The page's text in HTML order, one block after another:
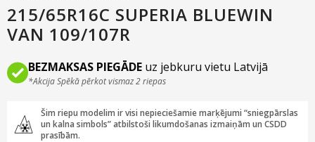
Riepas uz nomaksu
215/65R16C SUPERIA BLUEWIN
VAN 109/107R
BEZMAKSAS PIEGĀDE uz jebkuru vietu Latvijā
*Akcija Spēkā pērkot vismaz 2 riepas
Šim riepu modelim ir visi nepieciešamie marķējumi “sniegpārslas
un kalna simbols” atbilstoši likumdošanas izmaiņām un CSDD
prasībām.